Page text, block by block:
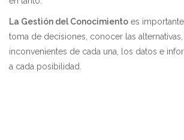
La Gestión del Conocimiento es
toma de decisiones, conocer las alternativas,
inconvenientes de cada una, los datos e
a cada posibilidad.